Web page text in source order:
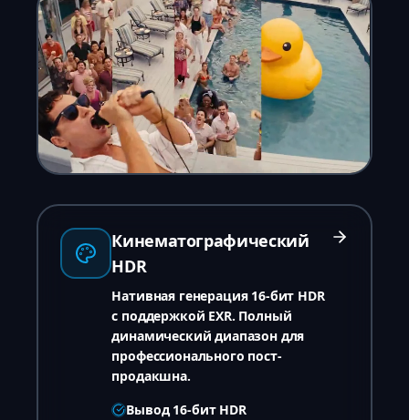
Кинематографический
HDR
Нативная генерация 16-бит HDR
с поддержкой EXR. Полный
динамический диапазон для
профессионального пост-
продакшна.
Вывод 16-бит HDR